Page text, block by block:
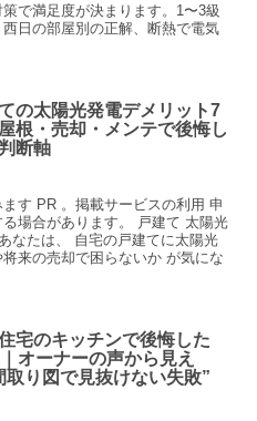
で満足度が決まります。1〜3級
日の部屋別の正解、断熱で電気
の太陽光発電デメリット7
根・売却・メンテで後悔し
断軸
す PR 。掲載サービスの利用 申
場合があります。 戸建て 太陽光
なたは、 自宅の戸建てに太陽光
来の売却で困らないか が気にな
宅のキッチンで後悔した
オーナーの声から見え
取り図で見抜けない失敗”